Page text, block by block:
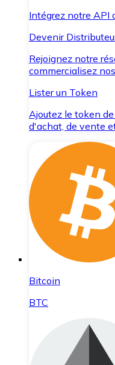
Intégrez notre API
Devenir
Rejoignez notre
commercialisez
Lister un Token
Ajoutez le token
d'achat, de vente
Bitcoin
BTC